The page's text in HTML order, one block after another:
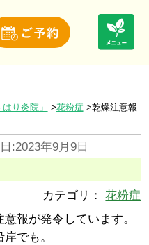
り灸院」 花粉症 乾燥注意報
:2023年9月9日
カテゴリ：花粉症
報が発令しています。
でも。